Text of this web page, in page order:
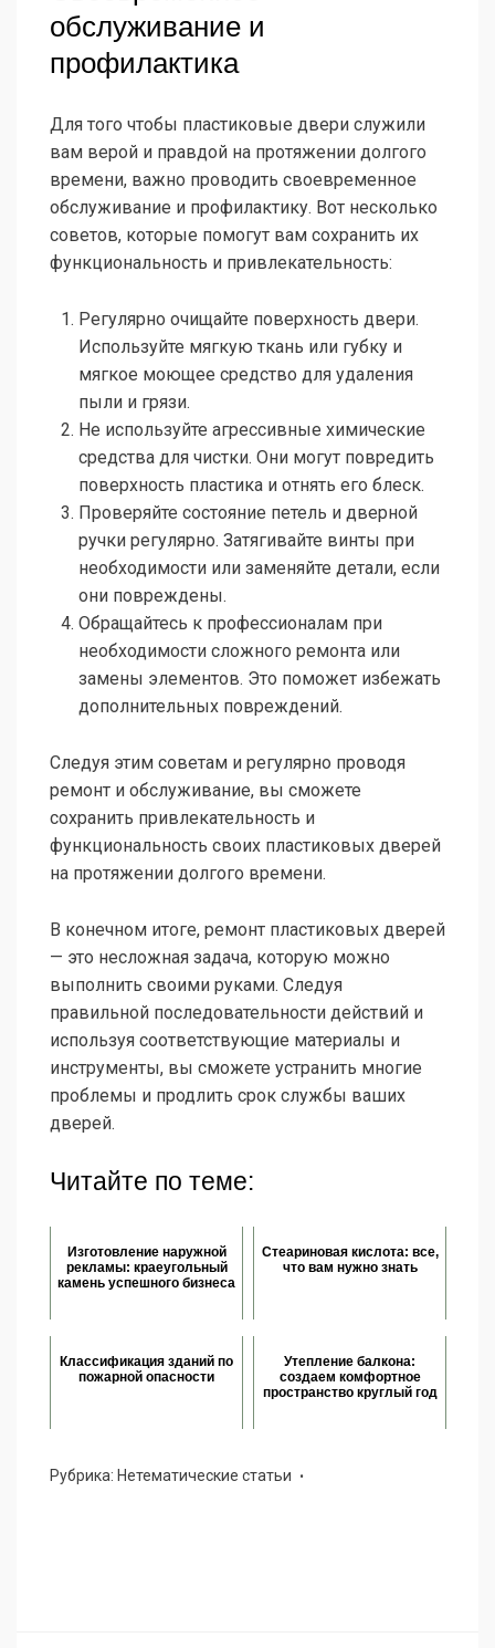
обслуживание и
профилактика
Для того чтобы пластиковые двери служили
вам верой и правдой на протяжении долгого
времени, важно проводить своевременное
обслуживание и профилактику. Вот несколько
советов, которые помогут вам сохранить их
функциональность и привлекательность:
Регулярно очищайте поверхность двери.
Используйте мягкую ткань или губку и
мягкое моющее средство для удаления
пыли и грязи.
Не используйте агрессивные химические
средства для чистки. Они могут повредить
поверхность пластика и отнять его блеск.
Проверяйте состояние петель и дверной
ручки регулярно. Затягивайте винты при
необходимости или заменяйте детали, если
они повреждены.
Обращайтесь к профессионалам при
необходимости сложного ремонта или
замены элементов. Это поможет избежать
дополнительных повреждений.
Следуя этим советам и регулярно проводя
ремонт и обслуживание, вы сможете
сохранить привлекательность и
функциональность своих пластиковых дверей
на протяжении долгого времени.
В конечном итоге, ремонт пластиковых дверей
— это несложная задача, которую можно
выполнить своими руками. Следуя
правильной последовательности действий и
используя соответствующие материалы и
инструменты, вы сможете устранить многие
проблемы и продлить срок службы ваших
дверей.
Читайте по теме:
Изготовление наружной
рекламы: краеугольный
камень успешного бизнеса
Стеариновая кислота: все,
что вам нужно знать
Классификация зданий по
пожарной опасности
Утепление балкона:
создаем комфортное
пространство круглый год
Рубрика: Нетематические статьи